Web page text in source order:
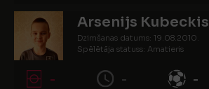
Arsenijs Kubeckis
Dzimšanas datums: 19.08.2010.
Spēlētāja statuss: Amatieris
- - -